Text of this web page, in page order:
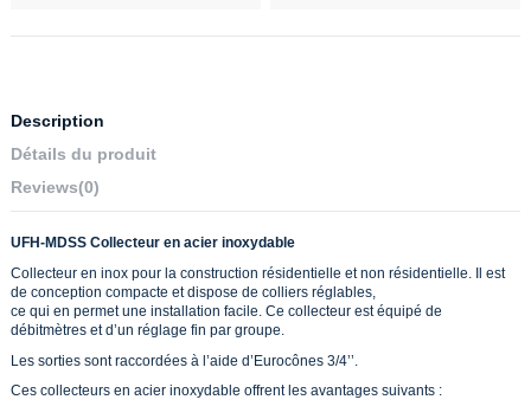
Description
Détails du produit
Reviews(0)
UFH-MDSS Collecteur en acier inoxydable
Collecteur en inox pour la construction résidentielle et non résidentielle. Il est
de conception compacte et dispose de colliers réglables,
ce qui en permet une installation facile. Ce collecteur est équipé de
débitmètres et d’un réglage fin par groupe.
Les sorties sont raccordées à l’aide d’Eurocônes 3/4’’.
Ces collecteurs en acier inoxydable offrent les avantages suivants :